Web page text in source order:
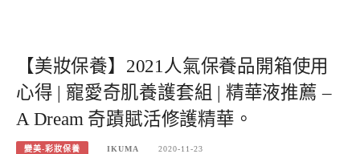
【美妝保養】2021人氣保養品開箱使用
心得 | 寵愛奇肌養護套組 | 精華液推薦 –
A Dream 奇蹟賦活修護精華。
變美-彩妝保養 IKUMA 2020-11-23